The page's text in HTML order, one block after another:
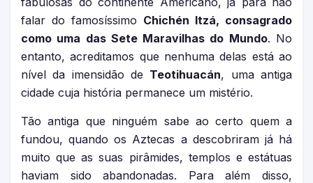
falar do famosíssimo Chichén Itzá, consagrado
como uma das Sete Maravilhas do Mundo. No
entanto, acreditamos que nenhuma delas está ao
nível da imensidão de Teotihuacán, uma antiga
cidade cuja história permanece um mistério.
Tão antiga que ninguém sabe ao certo quem a
fundou, quando os Aztecas a descobriram já há
muito que as suas pirâmides, templos e estátuas
haviam sido abandonadas. Para além disso,